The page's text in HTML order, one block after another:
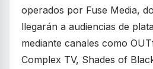
operados por Fuse Media,
llegarán a audiencias de
mediante canales como
Complex TV, Shades of